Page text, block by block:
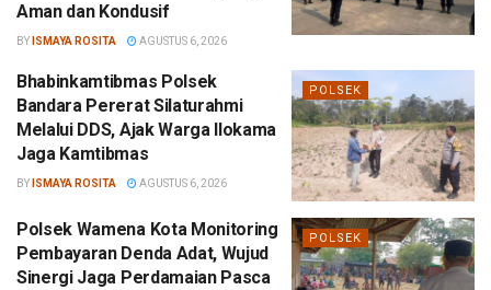
Aman dan Kondusif
BY ISMAYA ROSITA AGUSTUS 6, 2026
POLSEK
Bhabinkamtibmas Polsek
Bandara Pererat Silaturahmi
Melalui DDS, Ajak Warga Ilokama
Jaga Kamtibmas
BY ISMAYA ROSITA AGUSTUS 6, 2026
POLSEK
Polsek Wamena Kota Monitoring
Pembayaran Denda Adat, Wujud
Sinergi Jaga Perdamaian Pasca